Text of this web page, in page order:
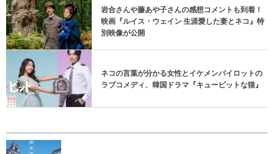
岩合さんや藤あや子さんの感想コメントも到着！
映画『ルイス・ウェイン 生涯愛した妻とネコ』特
別映像が公開
ネコの言葉が分かる女性とイケメンパイロットの
ラブコメディ、韓国ドラマ『キューピットな猫』